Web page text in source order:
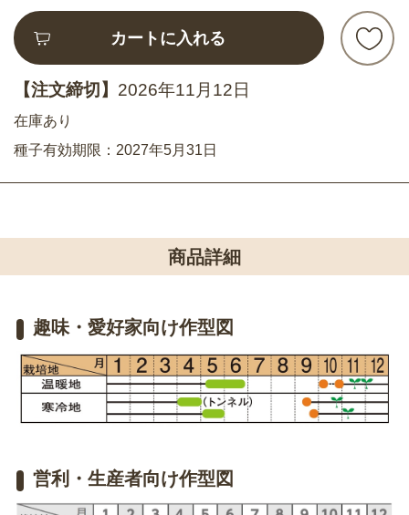
カートに入れる
【注文締切】 2026年11月12日
在庫あり
種子有効期限：2027年5月31日
商品詳細
趣味・愛好家向け作型図
営利・生産者向け作型図